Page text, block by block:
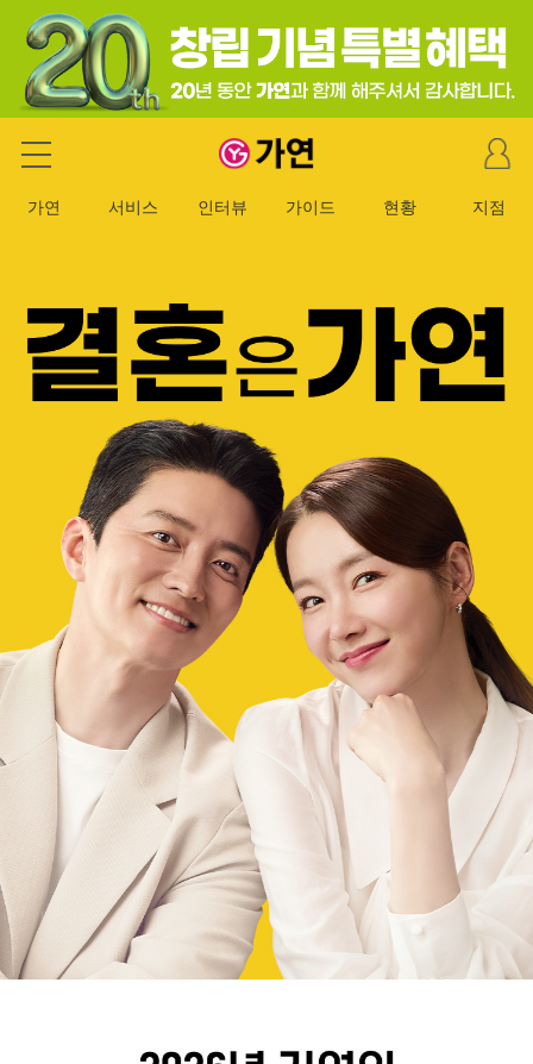
가연 결혼정보회사
마
이
이
가연 서비스 인터뷰 가이드 현황 지점